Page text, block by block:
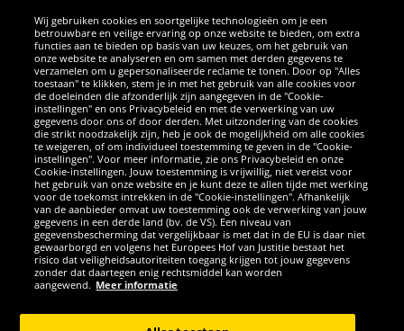
SOCIALE MEDIA
FacebookInstagram
WhatsApp
TikTokTwitterYouTube
APPS
GER - Alle rechten voorbehouden
Wij gebruiken cookies en soortgelijke technologieën om je een
betrouwbare en veilige ervaring op onze website te bieden, om extra
functies aan te bieden op basis van uw keuzes, om het gebruik van
onze website te analyseren en om samen met derden gegevens te
verzamelen om u gepersonaliseerde reclame te tonen. Door op "Alles
toestaan" te klikken, stem je in met het gebruik van alle cookies voor
de doeleinden die afzonderlijk zijn aangegeven in de "Cookie-
instellingen" en ons Privacybeleid en met de verwerking van uw
gegevens door ons of door derden. Met uitzondering van de cookies
die strikt noodzakelijk zijn, heb je ook de mogelijkheid om alle cookies
te weigeren, of om individueel toestemming te geven in de "Cookie-
instellingen". Voor meer informatie, zie ons Privacybeleid en onze
Cookie-instellingen. Jouw toestemming is vrijwillig, niet vereist voor
het gebruik van onze website en je kunt deze te allen tijde met werking
voor de toekomst intrekken in de "Cookie-instellingen". Afhankelijk
van de aanbieder omvat uw toestemming ook de verwerking van jouw
gegevens in een derde land (bv. de VS). Een niveau van
gegevensbescherming dat vergelijkbaar is met dat in de EU is daar niet
gewaarborgd en volgens het Europees Hof van Justitie bestaat het
risico dat veiligheidsautoriteiten toegang krijgen tot jouw gegevens
zonder dat daartegen enig rechtsmiddel kan worden
aangewend. Meer informatie